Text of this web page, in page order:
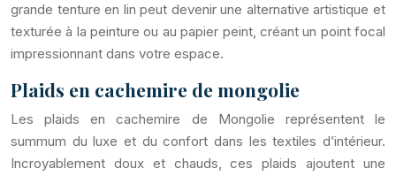
grande tenture en lin peut devenir une alternative artistique et
texturée à la peinture ou au papier peint, créant un point focal
impressionnant dans votre espace.
Plaids en cachemire de mongolie
Les plaids en cachemire de Mongolie représentent le
summum du luxe et du confort dans les textiles d’intérieur.
Incroyablement doux et chauds, ces plaids ajoutent une